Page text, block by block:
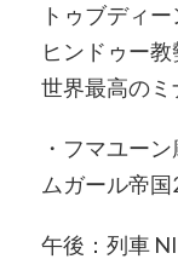
トゥブディ
ヒンドゥー
世界最高のミ
・フマユーン
ムガール帝
午後：列車